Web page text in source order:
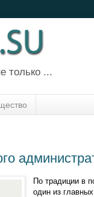
только ...
По традиции в
один из